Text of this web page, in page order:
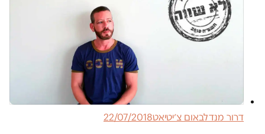
דרור מנדלבאום צ׳יטיאט22/07/2018